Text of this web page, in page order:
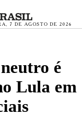
7 DE AGOSTO DE 2026
é
Lula em